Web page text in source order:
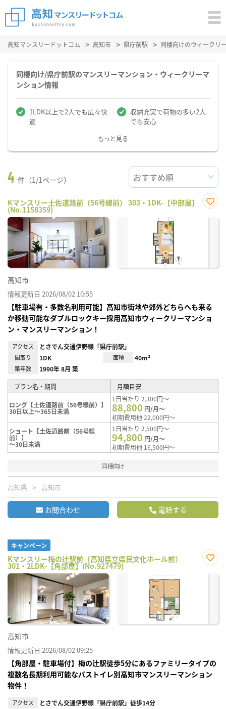
高知マンスリードットコム 高知市 県庁前駅 同棲向けのウィークリ
同棲向け/県庁前駅のマンスリーマンション・ウィークリーマ
ンション情報
1LDK以上で2人でも広々快
適
収納充実で荷物の多い2人
でも安心
もっと見る
4 件（1/1ページ）
Kマンスリー土佐道路前（56号線前） 303・1DK-【中部屋】
(No.1158359)
に入
高知市
情報更新日 2026/08/02 10:55
【駐車場有・多数名利用可能】高知市街地や郊外どちらへも来る
か移動可能なダブルロックキー採用高知市ウィークリーマンショ
ン・マンスリーマンション！
アクセス とさでん交通伊野線「県庁前駅」
間取り 1DK 面積 40m²
築年数 1990年 8月 築
プラン名・期間 月額目安
ロング【土佐道路前（56号線前）】
30日以上～365日未満
1日当たり 2,300円～
88,800 円/月～
初期費用他 22,000円～
ショート【土佐道路前（56号線
前）】
～30日未満
1日当たり 2,500円～
94,800 円/月～
初期費用他 16,500円～
同棲向け
高知県 高知市
お問合わせ 電話する
キャンペーン
Kマンスリー梅の辻駅前（高知県立県民文化ホール前）
301・2LDK-【角部屋】(No.927479)
に入
高知市
情報更新日 2026/08/02 09:25
【角部屋・駐車場付】梅の辻駅徒歩5分にあるファミリータイプの
複数名長期利用可能なバストイレ別高知市マンスリーマンション
物件！
アクセス とさでん交通伊野線「県庁前駅」徒歩14分